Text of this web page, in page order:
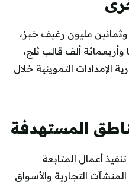
مليون رغيف خبز،
ألف قالب ثلج،
الإمدادات التموينية خلال
المستهدفة
أعمال المتابعة
التجارية والأسواق